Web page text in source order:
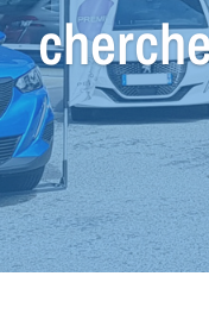
faut !